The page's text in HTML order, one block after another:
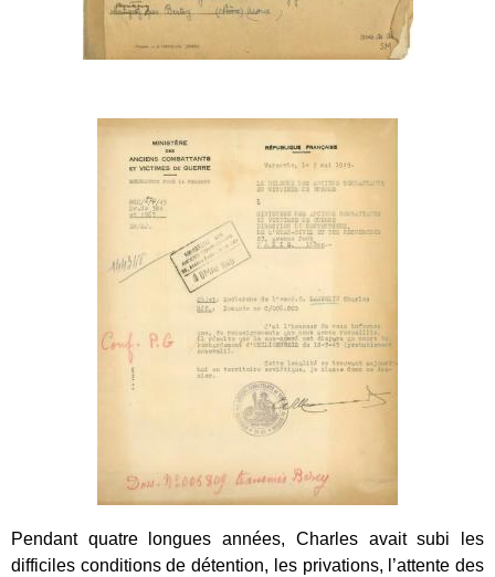
Pendant quatre longues années, Charles avait subi les
difficiles conditions de détention, les privations, l’attente des